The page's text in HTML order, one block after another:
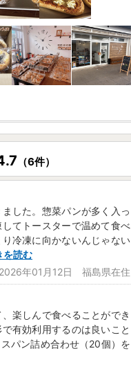
（6件）
した。惣菜パンが多く入っ
てトースターで温めて食べ
冷凍に向かないんじゃない
を読む
2026年01月12日 福島県在住
楽しんで食べることができ
有効利用するのは良いこと
パン詰め合わせ（20個）を